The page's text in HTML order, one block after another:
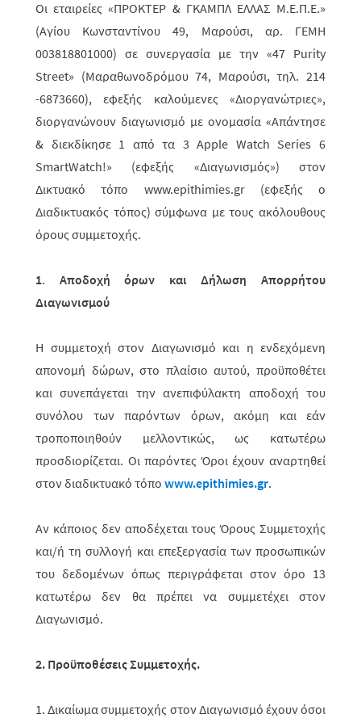
Οι εταιρείες «ΠΡΟΚΤΕΡ & ΓΚΑΜΠΛ ΕΛΛΑΣ M.Ε.Π.Ε.»
(Αγίου Κωνσταντίνου 49, Μαρούσι, αρ. ΓΕΜΗ
003818801000) σε συνεργασία με την «47 Purity
Street» (Μαραθωνοδρόμου 74, Μαρούσι, τηλ. 214
-6873660), εφεξής καλούμενες «Διοργανώτριες»,
διοργανώνουν διαγωνι­σμό με ονομασία «Απάντησε
& διεκδίκησε 1 από τα 3 Apple Watch Series 6
SmartWatch!» (εφεξής «Διαγωνισμός») στον
Δικτυακό τόπο www.epithimies.gr (εφεξής ο
Διαδικτυακός τόπος) σύμφωνα με τους ακόλουθους
όρους συμμετοχής.
1. Αποδοχή όρων και Δήλωση Απορρήτου
Διαγωνισμού
Η συμμετοχή στον Διαγωνισμό και η ενδεχόμενη
απονομή δώρων, στο πλαίσιο αυτού, προϋποθέτει
και συνεπάγεται την ανεπιφύλακτη αποδοχή του
συνόλου των παρόντων όρων, ακόμη και εάν
τροποποιηθούν μελλοντικώς, ως κατω­τέ­ρω
προσδιορίζεται. Οι παρόντες Όροι έχουν αναρτηθεί
στον διαδι­κτυακό τόπο www.epithimies.gr.
Αν κάποιος δεν αποδέχεται τους Όρους Συμμετοχής
και/ή τη συλλογή και επεξεργασία των προσωπικών
του δεδομένων όπως περιγράφεται στον όρο 13
κατωτέρω δεν θα πρέπει να συμμετέχει στον
Διαγωνισμό.
2. Προϋποθέσεις Συμμετοχής.
1. Δικαίωμα συμμετοχής στον Διαγωνισμό έχουν όσοι